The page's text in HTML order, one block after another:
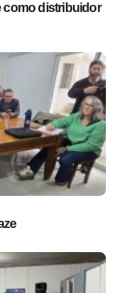
como distribuidor